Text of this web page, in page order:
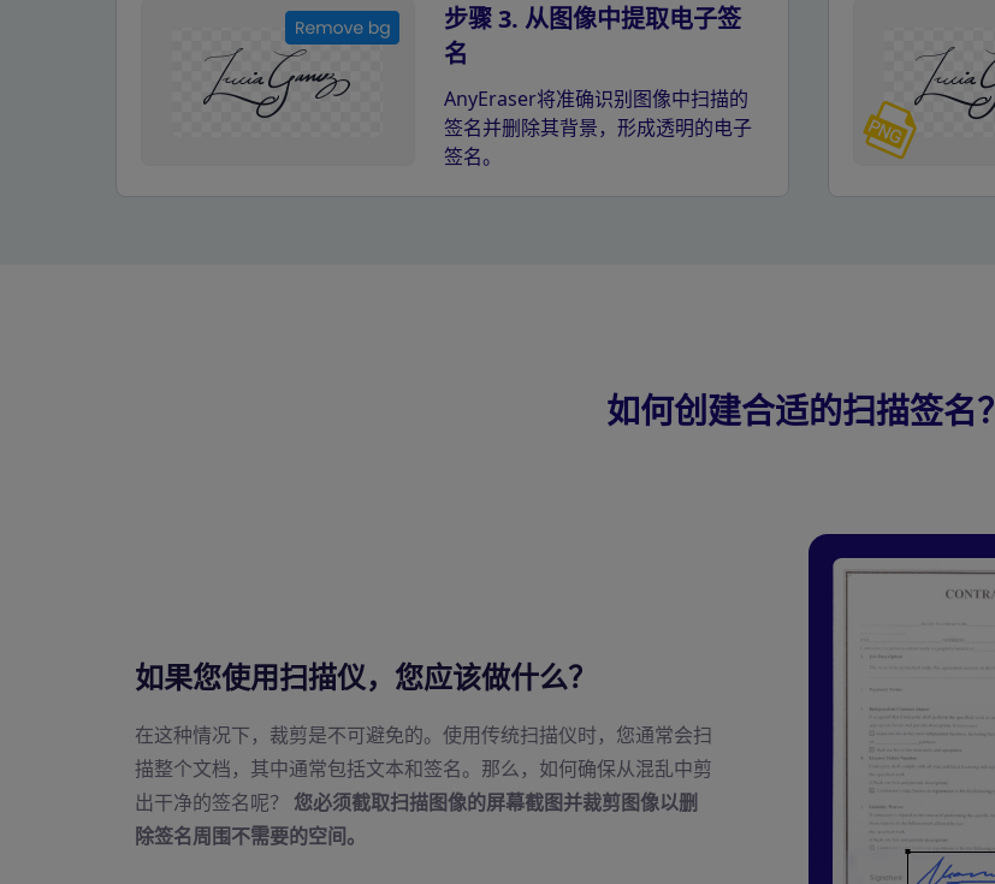
步骤 3. 从图像中提取电子签
名
AnyEraser将准确识别图像中扫描的
签名并删除其背景，形成透明的电子
签名。
如何创建合适的扫描签名？
如果您使用扫描仪，您应该做什么？
在这种情况下，裁剪是不可避免的。使用传统扫描仪时，您通常会扫
描整个文档，其中通常包括文本和签名。那么，如何确保从混乱中剪
出干净的签名呢？ 您必须截取扫描图像的屏幕截图并裁剪图像以删
除签名周围不需要的空间。